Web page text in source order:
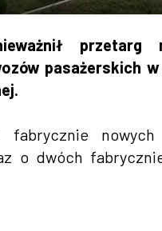
pasażerskich
o dwóch